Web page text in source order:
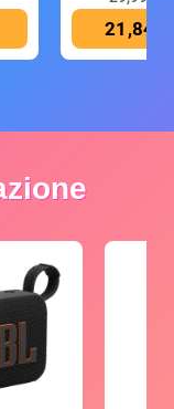
21,84 €